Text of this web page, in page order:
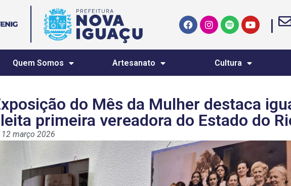
|
Quem Somos Artesanato Cultura
do Mês da Mulher destaca
primeira vereadora do Estado do
12 março 2026